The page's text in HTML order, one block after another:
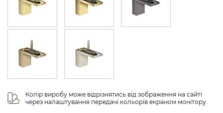
Колір виробу може відрізнятись від зображення на сайті
через налаштування передачі кольорів екраном монітору.